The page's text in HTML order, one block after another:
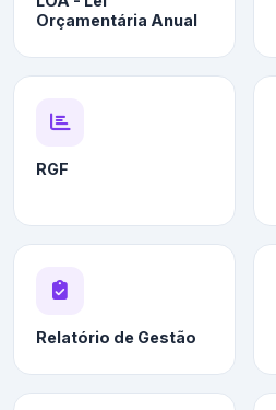
Orçamentária Anual
RGF
Relatório de Gestão